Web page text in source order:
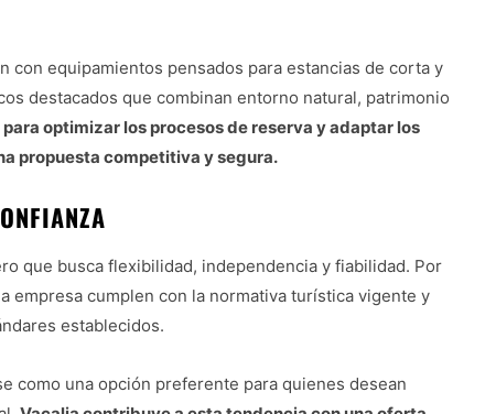
con equipamientos pensados para estancias de corta y
destacados que combinan entorno natural, patrimonio
optimizar los procesos de reserva y adaptar los
propuesta competitiva y segura.
que busca flexibilidad, independencia y fiabilidad. Por
empresa cumplen con la normativa turística vigente y
establecidos.
como una opción preferente para quienes desean